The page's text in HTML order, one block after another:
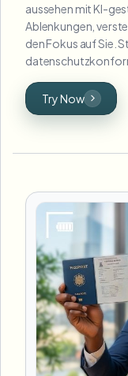
aussehen mit KI-
Ablenkungen,
den Fokus auf Sie.
Try Now